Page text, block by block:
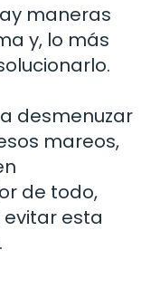
maneras
y, lo más
desmenuzar
mareos,
de todo,
esta